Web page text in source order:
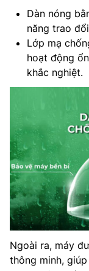
Dàn nóng
năng trao
Lớp mạ
hoạt động
khắc nghiệt.
Ngoài ra, máy
thông minh,